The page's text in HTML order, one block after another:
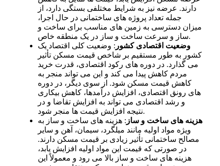
دارند. عرضه نیز به شرایط مختلفی بستگی دارد، از
جمله تعداد پروژه های ساختمانی در حال اجرا،
میزان دسترسی به زمین های مناسب برای ساخت و
ساز و سرعت ساخت و ساز در یک منطقه خاص.
وضعیت اقتصادی کشور : وضعیت کلی اقتصاد یک
کشور به طور مستقیم بر شاخص قیمت مسکن تأثیر
می گذارد. در دوره های رکود اقتصادی، قدرت خرید
مردم کاهش پیدا می کند و این می تواند منجر به
کاهش قیمت مسکن شود. از سوی دیگر، در دوره
های رونق اقتصادی، افزایش درآمدها، کاهش بیکاری
و رشد اقتصادی می تواند به افزایش تقاضا و در
نتیجه افزایش قیمت ها منجر شود.
هزینه های ساخت و ساز : هزینه های ساخت و ساز به
ویژه مواد اولیه مانند میلگرد، سیمان، آهن و سایر
مصالح ساختمانی تأثیر زیادی بر قیمت مسکن دارند.
در صورتی که قیمت این مواد اولیه افزایش یابد،
هزینه های ساخت و ساز بالا می رود و معمولاً این